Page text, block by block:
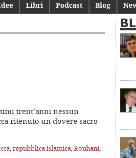
Libri Podcast Blog
trent’anni nessun
ritenuto un dovere sacro
,repubblica islamica,Rouhani,